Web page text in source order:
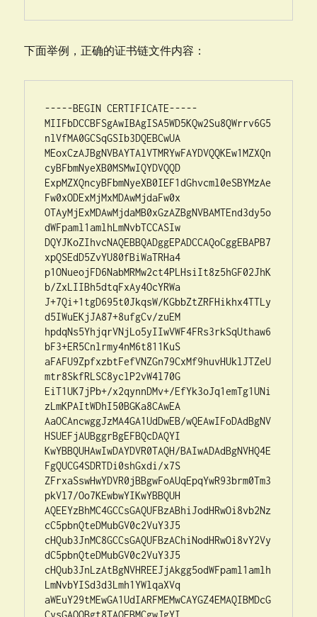
下面举例，正确的证书链文件内容：
-----BEGIN CERTIFICATE-----
MIIFbDCCBFSgAwIBAgISA5WD5KQw2Su8QWrrv6G5
nlVfMA0GCSqGSIb3DQEBCwUA
MEoxCzAJBgNVBAYTAlVTMRYwFAYDVQQKEw1MZXQn
cyBFbmNyeXB0MSMwIQYDVQQD
ExpMZXQncyBFbmNyeXB0IEF1dGhvcml0eSBYMzAe
Fw0xODExMjMxMDAwMjdaFw0x
OTAyMjExMDAwMjdaMB0xGzAZBgNVBAMTEnd3dy5o
dWFpaml1amlhLmNvbTCCASIw
DQYJKoZIhvcNAQEBBQADggEPADCCAQoCggEBAPB7
xpQSEdD5ZvYU80fBiWaTRHa4
p1ONueojFD6NabMRMw2ct4PLHsiIt8z5hGF02JhK
b/ZxLIIBh5dtqFxAy4OcYRWa
J+7Qi+1tgD695t0JkqsW/KGbbZtZRFHikhx4TTLy
d5IWuEKjJA87+8ufgCv/zuEM
hpdqNs5YhjqrVNjLo5yIIwVWF4FRs3rkSqUthaw6
bF3+ER5Cnlrmy4nM6t811KuS
aFAFU9ZpfxzbtFefVNZGn79CxMf9huvHUklJTZeU
mtr8SkfRLSC8yclP2vW4l70G
EiT1UK7jPb+/x2qynnDMv+/EfYk3oJq1emTg1UNi
zLmKPAItWDhI50BGKa8CAwEA
AaOCAncwggJzMA4GA1UdDwEB/wQEAwIFoDAdBgNV
HSUEFjAUBggrBgEFBQcDAQYI
KwYBBQUHAwIwDAYDVR0TAQH/BAIwADAdBgNVHQ4E
FgQUCG4SDRTDi0shGxdi/x7S
ZFrxaSswHwYDVR0jBBgwFoAUqEpqYwR93brm0Tm3
pkVl7/Oo7KEwbwYIKwYBBQUH
AQEEYzBhMC4GCCsGAQUFBzABhiJodHRwOi8vb2Nz
cC5pbnQteDMubGV0c2VuY3J5
cHQub3JnMC8GCCsGAQUFBzAChiNodHRwOi8vY2Vy
dC5pbnQteDMubGV0c2VuY3J5
cHQub3JnLzAtBgNVHREEJjAkgg5odWFpaml1amlh
LmNvbYISd3d3Lmh1YWlqaXVq
aWEuY29tMEwGA1UdIARFMEMwCAYGZ4EMAQIBMDcG